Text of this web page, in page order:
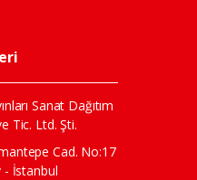
Sanat Dağıtım
Tic. Ltd. Şti.
Cad. No:17
- İstanbul